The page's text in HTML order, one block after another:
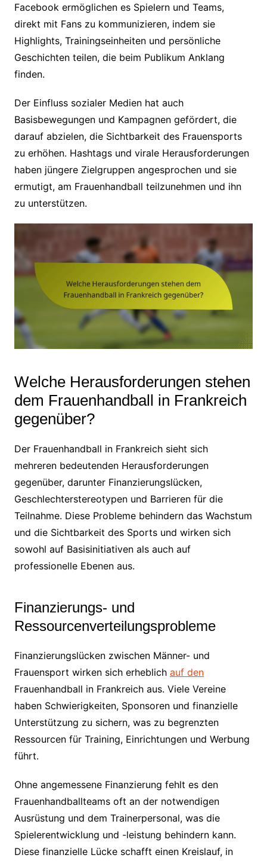
Facebook ermöglichen es Spielern und Teams,
direkt mit Fans zu kommunizieren, indem sie
Highlights, Trainingseinheiten und persönliche
Geschichten teilen, die beim Publikum Anklang
finden.
Der Einfluss sozialer Medien hat auch
Basisbewegungen und Kampagnen gefördert, die
darauf abzielen, die Sichtbarkeit des Frauensports
zu erhöhen. Hashtags und virale Herausforderungen
haben jüngere Zielgruppen angesprochen und sie
ermutigt, am Frauenhandball teilzunehmen und ihn
zu unterstützen.
Welche Herausforderungen stehen
dem Frauenhandball in Frankreich
gegenüber?
Der Frauenhandball in Frankreich sieht sich
mehreren bedeutenden Herausforderungen
gegenüber, darunter Finanzierungslücken,
Geschlechterstereotypen und Barrieren für die
Teilnahme. Diese Probleme behindern das Wachstum
und die Sichtbarkeit des Sports und wirken sich
sowohl auf Basisinitiativen als auch auf
professionelle Ebenen aus.
Finanzierungs- und
Ressourcenverteilungsprobleme
Finanzierungslücken zwischen Männer- und
Frauensport wirken sich erheblich auf den
Frauenhandball in Frankreich aus. Viele Vereine
haben Schwierigkeiten, Sponsoren und finanzielle
Unterstützung zu sichern, was zu begrenzten
Ressourcen für Training, Einrichtungen und Werbung
führt.
Ohne angemessene Finanzierung fehlt es den
Frauenhandballteams oft an der notwendigen
Ausrüstung und dem Trainerpersonal, was die
Spielerentwicklung und -leistung behindern kann.
Diese finanzielle Lücke schafft einen Kreislauf, in